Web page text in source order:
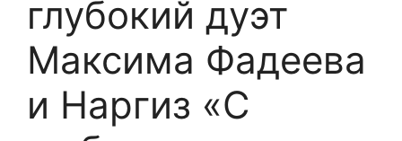
глубокий дуэт
Максима Фадеева
и Наргиз «С